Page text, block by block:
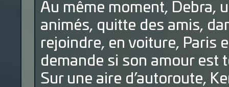
Au même moment, Debra,
animés, quitte des amis,
rejoindre, en voiture, Paris
demande si son amour est
Sur une aire d’autoroute,